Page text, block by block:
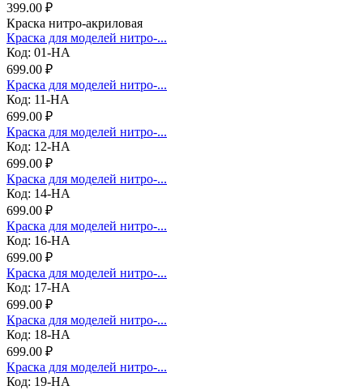
399.00 ₽
Краска нитро-акриловая
Краска для моделей нитро-...
Код: 01-НА
699.00 ₽
Краска для моделей нитро-...
Код: 11-НА
699.00 ₽
Краска для моделей нитро-...
Код: 12-НА
699.00 ₽
Краска для моделей нитро-...
Код: 14-НА
699.00 ₽
Краска для моделей нитро-...
Код: 16-НА
699.00 ₽
Краска для моделей нитро-...
Код: 17-НА
699.00 ₽
Краска для моделей нитро-...
Код: 18-НА
699.00 ₽
Краска для моделей нитро-...
Код: 19-НА